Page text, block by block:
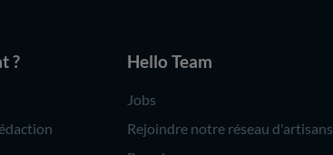
? Hello Team
Jobs
Rejoindre notre réseau d'artisans